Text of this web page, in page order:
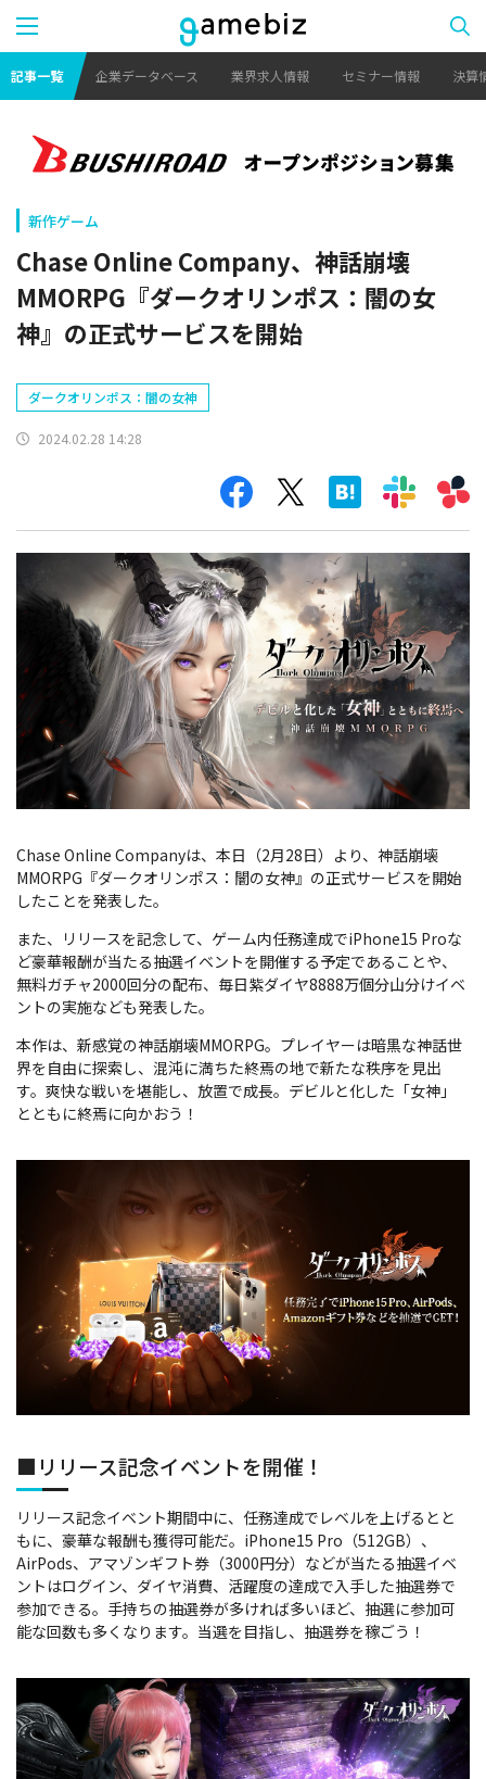
記事一覧 企業データベース 業界求人情報 セミナー情報 決算
新作ゲーム
Chase Online Company、神話崩壊
MMORPG『ダークオリンポス：闇の女
神』の正式サービスを開始
ダークオリンポス：闇の女神
2024.02.28 14:28
Chase Online Companyは、本日（2月28日）より、神話崩壊
MMORPG『ダークオリンポス：闇の女神』の正式サービスを開始
したことを発表した。
また、リリースを記念して、ゲーム内任務達成でiPhone15 Proな
ど豪華報酬が当たる抽選イベントを開催する予定であることや、
無料ガチャ2000回分の配布、毎日紫ダイヤ8888万個分山分けイベ
ントの実施なども発表した。
本作は、新感覚の神話崩壊MMORPG。プレイヤーは暗黒な神話世
界を自由に探索し、混沌に満ちた終焉の地で新たな秩序を見出
す。爽快な戦いを堪能し、放置で成長。デビルと化した「女神」
とともに終焉に向かおう！
■リリース記念イベントを開催！
リリース記念イベント期間中に、任務達成でレベルを上げるとと
もに、豪華な報酬も獲得可能だ。iPhone15 Pro（512GB）、
AirPods、アマゾンギフト券（3000円分）などが当たる抽選イベ
ントはログイン、ダイヤ消費、活躍度の達成で入手した抽選券で
参加できる。手持ちの抽選券が多ければ多いほど、抽選に参加可
能な回数も多くなります。当選を目指し、抽選券を稼ごう！